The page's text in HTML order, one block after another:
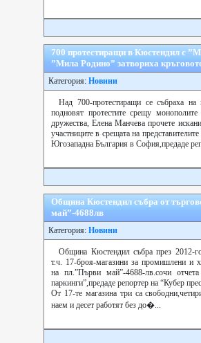
700 протестиращи в Кюстендил с
”Мила Родино” затвориха
Категория: Новини
Над 700-протестиращи се събраха
подновят протестите срещу монополите
дружества, Елена Манчева прочете
участниците в срещата на
Югозападна България в София,предаде
Община Кюстендил събра от
май”-4688лв
Категория: Новини
Община Кюстендил събра през 2012-
т.ч. 17-броя-магазини за промишлени и
на пл.”Първи май”-4688-лв.сочи
паркинги”,предаде репортер на “Кубер
От 17-те магазинa три са
наем и десет работят без до�...